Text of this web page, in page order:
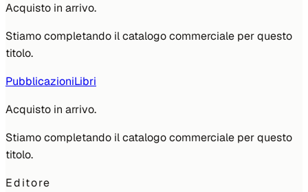
Acquisto in arrivo.
Stiamo completando il catalogo commerciale per questo
titolo.
PubblicazioniLibri
Acquisto in arrivo.
Stiamo completando il catalogo commerciale per questo
titolo.
Editore